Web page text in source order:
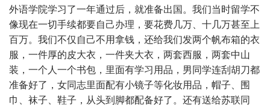
外语学院学习了一年通过后，就准备出国。我们当时留学不
像现在一切手续都要自己办理，要花费几万、十几万甚至上
百万。我们不仅自己不用拿钱，还给我们发两个帆布箱的衣
服，一件厚的皮大衣，一件夹大衣，两套西服，两套中山
装，一个人一个书包，里面有学习用品，男同学连刮胡刀都
准备好了，女同志里面配有小镜子等化妆用品，帽子、围
巾、袜子、鞋子，从头到脚都配备好了。还有送给苏联同